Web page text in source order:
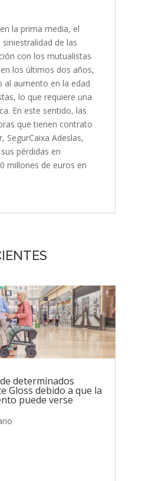
la prima media, el
de las
con los mutualistas
los últimos dos años,
al aumento en la edad
lo que requiere una
En este sentido, las
que tienen contrato
SegurCaixa Adeslas,
pérdidas en
millones de euros en
determinados
Gloss debido a que la
puede verse